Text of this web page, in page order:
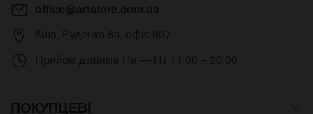
ПОКУПЦЕВІ